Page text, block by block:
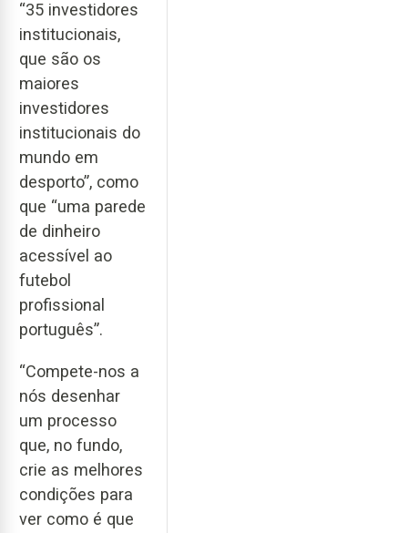
“35 investidores
institucionais,
que são os
maiores
investidores
institucionais do
mundo em
desporto”, como
que “uma parede
de dinheiro
acessível ao
futebol
profissional
português”.
“Compete-nos a
nós desenhar
um processo
que, no fundo,
crie as melhores
condições para
ver como é que